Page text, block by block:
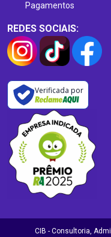
Pagamentos
REDES SOCIAIS:
Verificada por
CIB - Consultoria,